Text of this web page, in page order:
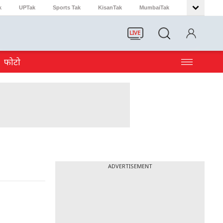
UPTak Sports Tak KisanTak MumbaiTak
LIVE
फोटो
ADVERTISEMENT